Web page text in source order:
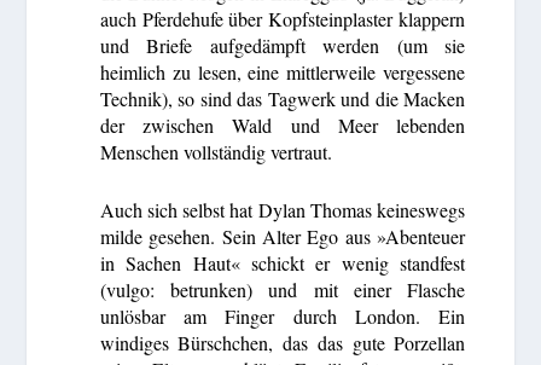
auch Pferdehufe über Kopfsteinplaster klappern
und Briefe aufgedämpft werden (um sie
heimlich zu lesen, eine mittlerweile vergessene
Technik), so sind das Tagwerk und die Macken
der zwischen Wald und Meer lebenden
Menschen vollständig vertraut.
Auch sich selbst hat Dylan Thomas keineswegs
milde gesehen. Sein Alter Ego aus »Abenteuer
in Sachen Haut« schickt er wenig standfest
(vulgo: betrunken) und mit einer Flasche
unlösbar am Finger durch London. Ein
windiges Bürschchen, das das gute Porzellan